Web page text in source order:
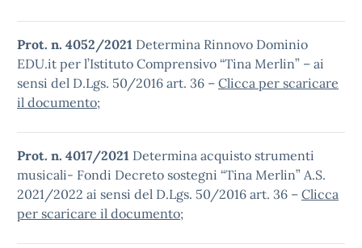
Prot. n. 4052/2021 Determina Rinnovo Dominio
EDU.it per l’Istituto Comprensivo “Tina Merlin” – ai
sensi del D.Lgs. 50/2016 art. 36 – Clicca per scaricare
il documento;
Prot. n. 4017/2021 Determina acquisto strumenti
musicali- Fondi Decreto sostegni “Tina Merlin” A.S.
2021/2022 ai sensi del D.Lgs. 50/2016 art. 36 – Clicca
per scaricare il documento;